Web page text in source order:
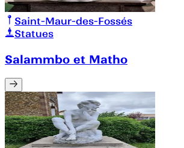
Saint-Maur-des-Fossés
Statues
Salammbo et Matho